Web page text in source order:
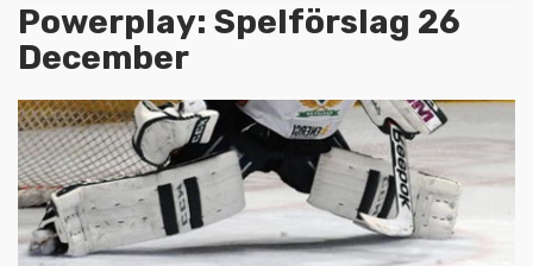
Powerplay: Spelförslag 26
December